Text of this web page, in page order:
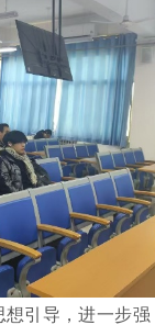
引导，进一步强